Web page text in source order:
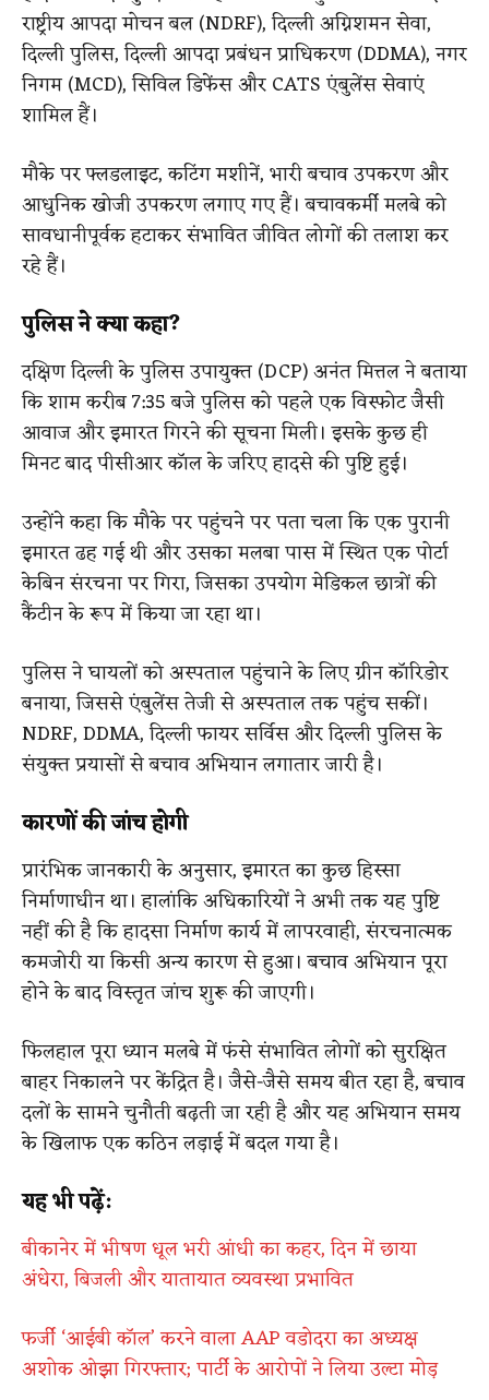
राष्ट्रीय आपदा मोचन बल (NDRF), दिल्ली अग्निशमन सेवा,
दिल्ली पुलिस, दिल्ली आपदा प्रबंधन प्राधिकरण (DDMA), नगर
निगम (MCD), सिविल डिफेंस और CATS एंबुलेंस सेवाएं
शामिल हैं।
मौके पर फ्लडलाइट, कटिंग मशीनें, भारी बचाव उपकरण और
आधुनिक खोजी उपकरण लगाए गए हैं। बचावकर्मी मलबे को
सावधानीपूर्वक हटाकर संभावित जीवित लोगों की तलाश कर
रहे हैं।
पुलिस ने क्या कहा?
दक्षिण दिल्ली के पुलिस उपायुक्त (DCP) अनंत मित्तल ने बताया
कि शाम करीब 7:35 बजे पुलिस को पहले एक विस्फोट जैसी
आवाज और इमारत गिरने की सूचना मिली। इसके कुछ ही
मिनट बाद पीसीआर कॉल के जरिए हादसे की पुष्टि हुई।
उन्होंने कहा कि मौके पर पहुंचने पर पता चला कि एक पुरानी
इमारत ढह गई थी और उसका मलबा पास में स्थित एक पोर्टा
केबिन संरचना पर गिरा, जिसका उपयोग मेडिकल छात्रों की
कैंटीन के रूप में किया जा रहा था।
पुलिस ने घायलों को अस्पताल पहुंचाने के लिए ग्रीन कॉरिडोर
बनाया, जिससे एंबुलेंस तेजी से अस्पताल तक पहुंच सकीं।
NDRF, DDMA, दिल्ली फायर सर्विस और दिल्ली पुलिस के
संयुक्त प्रयासों से बचाव अभियान लगातार जारी है।
कारणों की जांच होगी
प्रारंभिक जानकारी के अनुसार, इमारत का कुछ हिस्सा
निर्माणाधीन था। हालांकि अधिकारियों ने अभी तक यह पुष्टि
नहीं की है कि हादसा निर्माण कार्य में लापरवाही, संरचनात्मक
कमजोरी या किसी अन्य कारण से हुआ। बचाव अभियान पूरा
होने के बाद विस्तृत जांच शुरू की जाएगी।
फिलहाल पूरा ध्यान मलबे में फंसे संभावित लोगों को सुरक्षित
बाहर निकालने पर केंद्रित है। जैसे-जैसे समय बीत रहा है, बचाव
दलों के सामने चुनौती बढ़ती जा रही है और यह अभियान समय
के खिलाफ एक कठिन लड़ाई में बदल गया है।
यह भी पढ़ें:
बीकानेर में भीषण धूल भरी आंधी का कहर, दिन में छाया
अंधेरा, बिजली और यातायात व्यवस्था प्रभावित
फर्जी ‘आईबी कॉल’ करने वाला AAP वडोदरा का अध्यक्ष
अशोक ओझा गिरफ्तार; पार्टी के आरोपों ने लिया उल्टा मोड़